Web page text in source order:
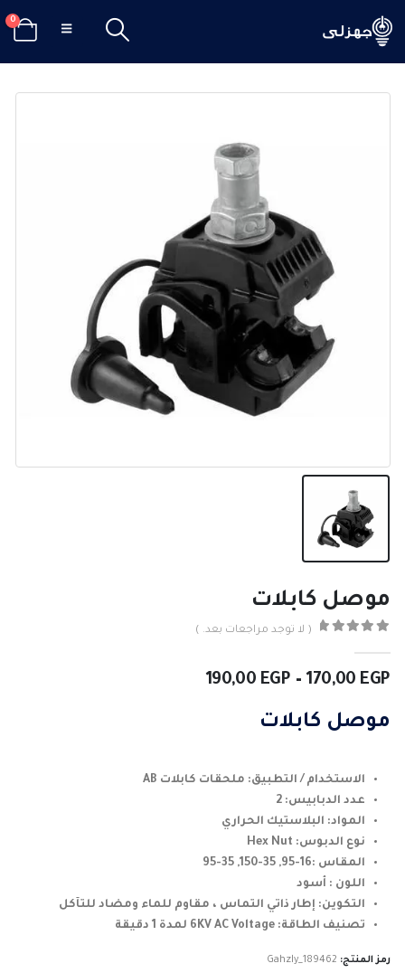
0
الرئيسيه تسوق موصل كابلات
موصل كابلات
( لا توجد مراجعات بعد. )
170,00 EGP
–
190,00 EGP
نطاق
موصل كابلات
الاستخدام / التطبيق: ملحقات كابلات AB
عدد الدبابيس: 2
المواد: البلاستيك الحراري
نوع الدبوس: Hex Nut
المقاس :16-95, 35-150, 35-95
اللون : أسود
التكوين: إطار ذاتي التماس ، مقاوم للماء ومضاد للتآكل
تصنيف الطاقة: 6KV AC Voltage لمدة 1 دقيقة
رمز المنتج: Gahzly_189462